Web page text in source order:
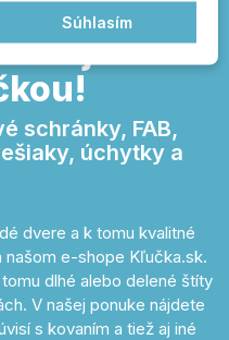
schránky, FAB,
úchytky a
dvere a k tomu kvalitné
e-shope Kľučka.sk.
dlhé alebo delené štíty
V našej ponuke nájdete
s kovaním a tiež aj iné
Súhlasím